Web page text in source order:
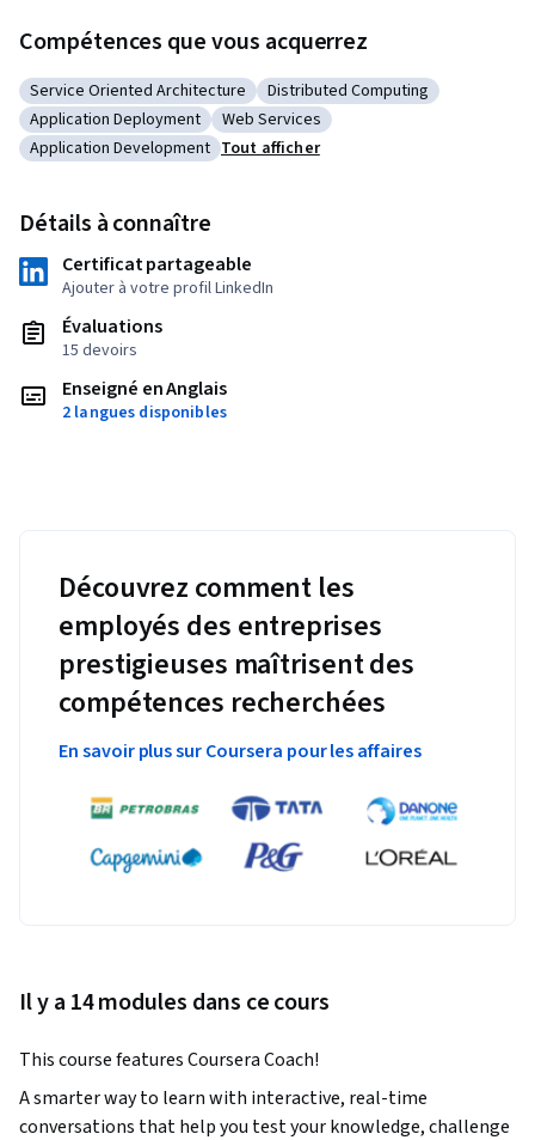
Compétences que vous acquerrez
Catégorie : Service Oriented Architecture
Service Oriented Architecture Catégorie : Distributed
Distributed Computing
Catégorie : Application Deployment
Application Deployment Catégorie : Web Services
Web Services
Catégorie : Application Development
Application Development Tout afficher
Détails à connaître
Certificat partageable
Ajouter à votre profil LinkedIn
Évaluations
15 devoirs
Enseigné en Anglais
2 langues disponibles
Découvrez comment les
employés des entreprises
prestigieuses maîtrisent des
compétences recherchées
En savoir plus sur Coursera pour les affaires
Il y a 14 modules dans ce cours
This course features Coursera Coach!
A smarter way to learn with interactive, real-time
conversations that help you test your knowledge, challenge